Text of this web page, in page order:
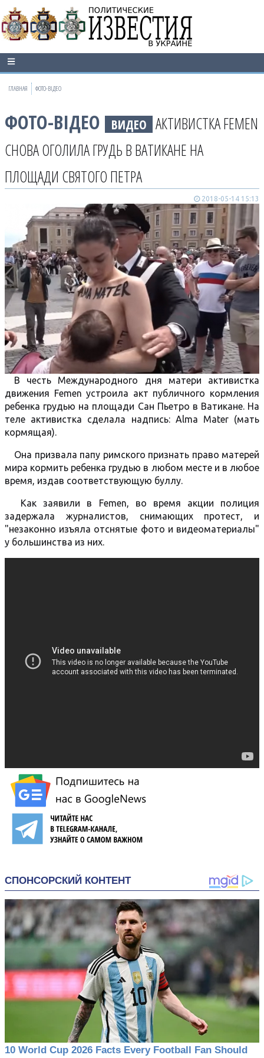
ГЛАВНАЯ ФОТО-ВІДЕО
ФОТО-ВІДЕО ВИДЕО АКТИВИСТКА FEMEN
СНОВА ОГОЛИЛА ГРУДЬ В ВАТИКАНЕ НА
ПЛОЩАДИ СВЯТОГО ПЕТРА
2018-05-14 15:13
В честь Международного дня матери активистка
движения Femen устроила акт публичного кормления
ребенка грудью на площади Сан Пьетро в Ватикане. На
теле активистка сделала надпись: Alma Mater (мать
кормящая).
Она призвала папу римского признать право матерей
мира кормить ребенка грудью в любом месте и в любое
время, издав соответствующую буллу.
Как заявили в Femen, во время акции полиция
задержала журналистов, снимающих протест, и
"незаконно изъяла отснятые фото и видеоматериалы"
у большинства из них.